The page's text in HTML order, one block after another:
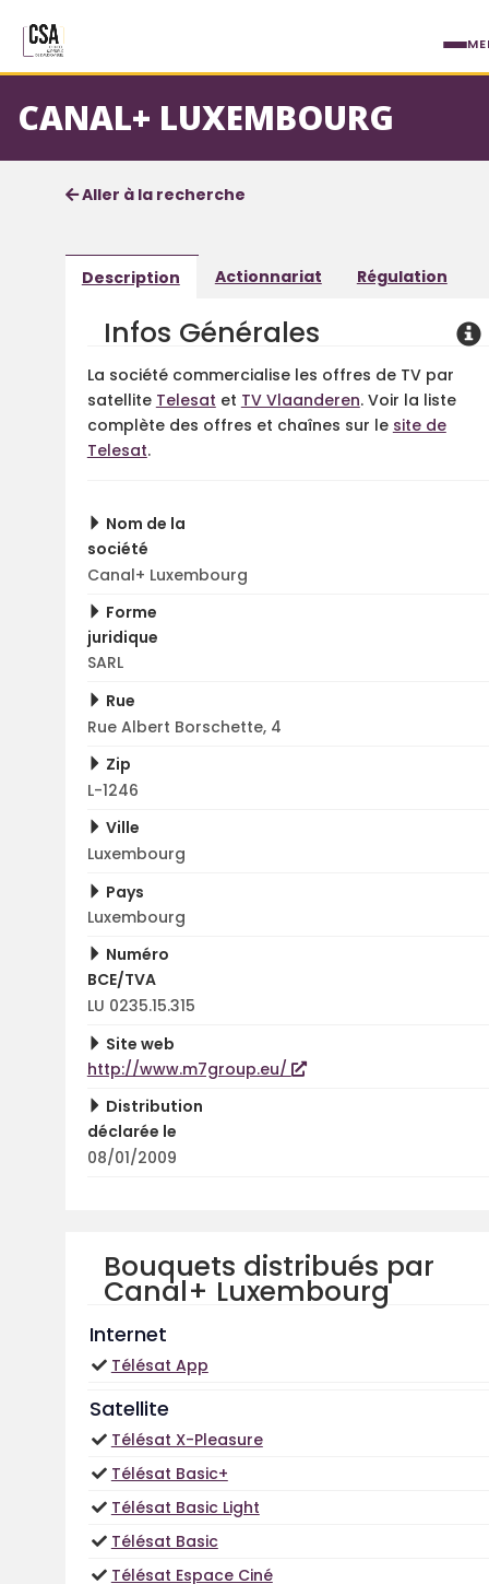
CANAL+ LUXEMBOURG
Fiche société
Informations détaillées
Aller à la recherche
Description Actionnariat Régulation
Infos Générales
La société commercialise les offres de TV par
satellite Telesat et TV Vlaanderen. Voir la liste
complète des offres et chaînes sur le site de
Telesat.
Nom de la
société
Canal+ Luxembourg
Forme
juridique
SARL
Rue
Rue Albert Borschette, 4
Zip
L-1246
Ville
Luxembourg
Pays
Luxembourg
Numéro
BCE/TVA
LU 0235.15.315
Site web
http://www.m7group.eu/
Distribution
déclarée le
08/01/2009
Bouquets distribués par
Canal+ Luxembourg
Internet
Télésat App
Satellite
Télésat X-Pleasure
Télésat Basic+
Télésat Basic Light
Télésat Basic
Télésat Espace Ciné